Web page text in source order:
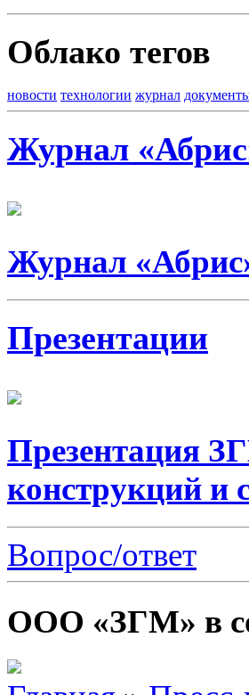
Облако тегов
новости технологии журнал
Журнал
Журнал
Презентации
Презентация
конструкций и
Вопрос/ответ
ООО «ЗГМ» в